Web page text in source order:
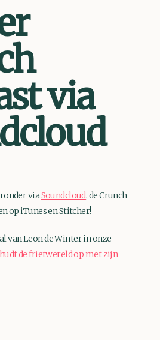
via
viaSoundcloud, de Crunch
op iTunes en Stitcher!
van Leon de Winter in onze
de frietwereld op met zijn